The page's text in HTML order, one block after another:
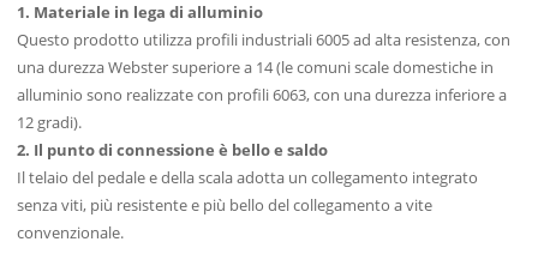
1. Materiale in lega di alluminio
Questo prodotto utilizza profili industriali 6005 ad alta resistenza, con
una durezza Webster superiore a 14 (le comuni scale domestiche in
alluminio sono realizzate con profili 6063, con una durezza inferiore a
12 gradi).
2. Il punto di connessione è bello e saldo
Il telaio del pedale e della scala adotta un collegamento integrato
senza viti, più resistente e più bello del collegamento a vite
convenzionale.